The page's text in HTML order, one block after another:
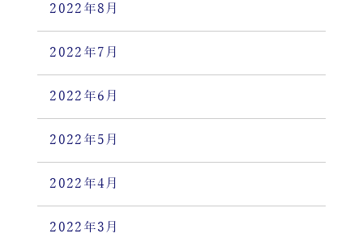
2022年8月
2022年7月
2022年6月
2022年5月
2022年4月
2022年3月